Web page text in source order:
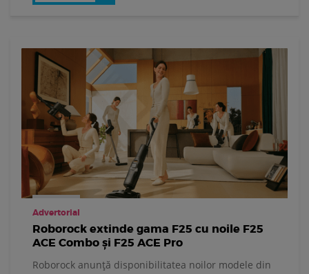
Advertorial
Roborock extinde gama F25 cu noile F25
ACE Combo și F25 ACE Pro
Roborock anunță disponibilitatea noilor modele din